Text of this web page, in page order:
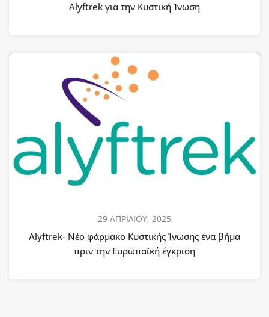
Alyftrek για την Κυστική Ίνωση
29 ΑΠΡΙΛΙΟΥ, 2025
Alyftrek- Νέο φάρμακο Κυστικής Ίνωσης ένα βήμα
πριν την Ευρωπαϊκή έγκριση